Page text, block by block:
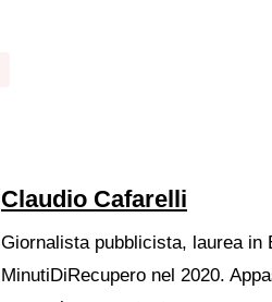
Claudio Cafarelli
Giornalista pubblicista, laurea in
MinutiDiRecupero nel 2020.